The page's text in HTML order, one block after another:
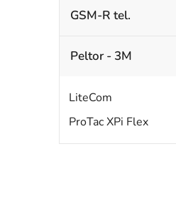
GSM-R tel.
Peltor - 3M
LiteCom
ProTac XPi Flex